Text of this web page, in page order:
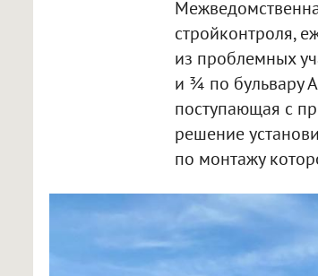
стройконтроля,
из проблемных
и ¾ по бульвару
поступающая с
решение
по монтажу